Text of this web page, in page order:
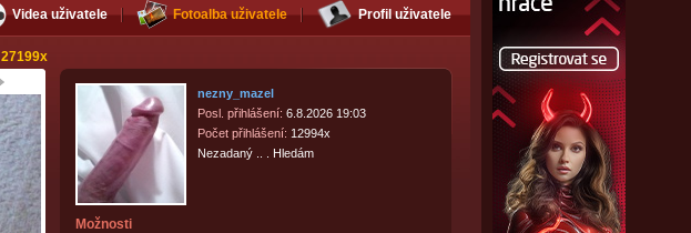
Videa uživatele Fotoalba uživatele Profil uživatele
27199x
nezny_mazel
Posl. přihlášení: 6.8.2026 19:03
Počet přihlášení: 12994x
Nezadaný .. . Hledám
Možnosti